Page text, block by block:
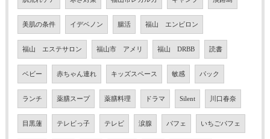
美肌の条件 イデベノン 腸活 福山 エンビロン
福山 エステサロン 福山市 アメリ 福山 DRBB 読書
ベビー 赤ちゃん連れ キッズスペース 敏感 パック
ランチ 薬膳スープ 薬膳料理 ドラマ Silent 川口春奈
目黒蓮 テレビっ子 テレビ 涙腺 パフェ いちごパフェ